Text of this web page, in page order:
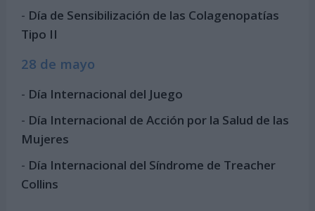
- Día de Sensibilización de las Colagenopatías
Tipo II
28 de mayo
- Día Internacional del Juego
- Día Internacional de Acción por la Salud de las
Mujeres
- Día Internacional del Síndrome de Treacher
Collins